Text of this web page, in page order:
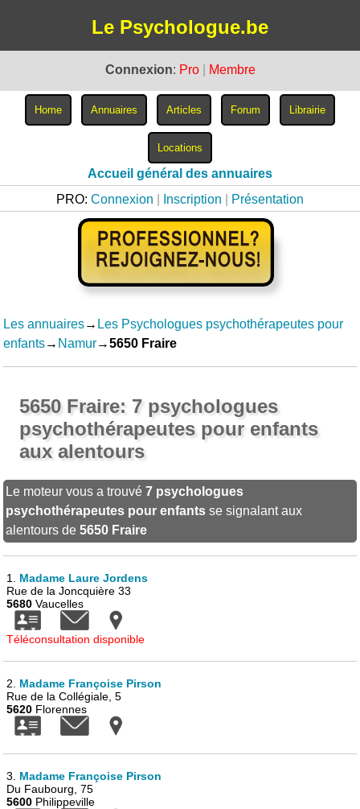
Le Psychologue.be
Connexion: Pro Membre
Accueil général des annuaires
PRO: Connexion Inscription Présentation
Les annuaires→ Les Psychologues psychothérapeutes pour
enfants→ Namur→5650 Fraire
5650 Fraire: 7 psychologues
psychothérapeutes pour enfants
aux alentours
Le moteur vous a trouvé7 psychologues
psychothérapeutes pour enfants se signalant aux
alentours de5650 Fraire
1. Madame Laure Jordens
Rue de la Joncquière 33
5680 Vaucelles
Téléconsultation disponible
2. Madame Françoise Pirson
Rue de la Collégiale, 5
5620 Florennes
3. Madame Françoise Pirson
Du Faubourg, 75
5600 Philippeville